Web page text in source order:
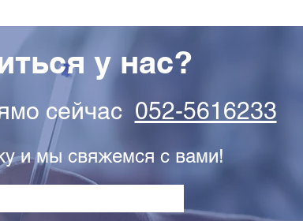
у нас?
сейчас 052-5616233
и мы свяжемся с вами!